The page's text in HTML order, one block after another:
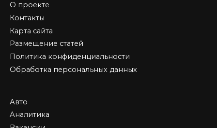
О проекте
Контакты
Карта сайта
Размещение статей
Политика конфиденциальности
Обработка персональных данных
Авто
Аналитика